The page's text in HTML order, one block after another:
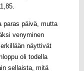
paras päivä, mutta
venyminen
näyttivät
oli todella
sellaista, mitä